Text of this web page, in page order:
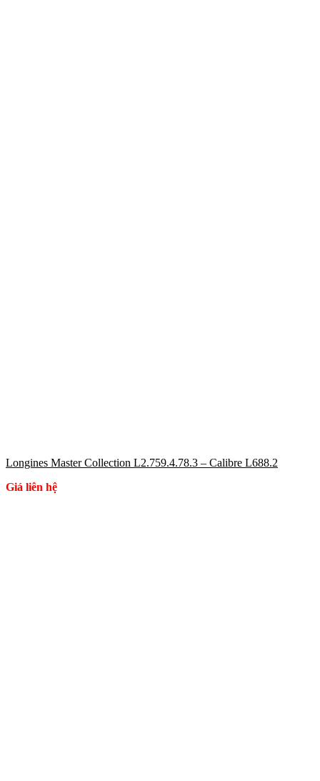
Longines Master Collection L2.759.4.78.3 – Calibre L688.2
Giá liên hệ